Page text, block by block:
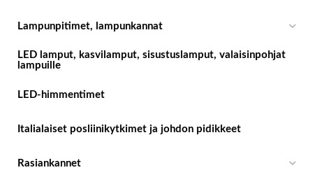
Lampunpitimet, lampunkannat
LED lamput, kasvilamput, sisustuslamput, valaisinpohjat
lampuille
LED-himmentimet
Italialaiset posliinikytkimet ja johdon pidikkeet
Rasiankannet